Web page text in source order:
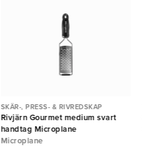
SKÄR-, PRESS- & RIVREDSKAP
Rivjärn Gourmet medium svart
handtag Microplane
Microplane